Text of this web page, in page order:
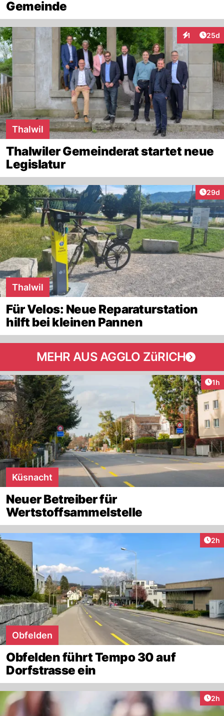
Gemeinde
1
Interaktionen
25d
Thalwil
Thalwiler Gemeinderat startet neue
Legislatur
29d
Thalwil
Für Velos: Neue Reparaturstation
hilft bei kleinen Pannen
MEHR AUS AGGLO ZüRICH
1h
Küsnacht
Neuer Betreiber für
Wertstoffsammelstelle
2h
Obfelden
Obfelden führt Tempo 30 auf
Dorfstrasse ein
2h